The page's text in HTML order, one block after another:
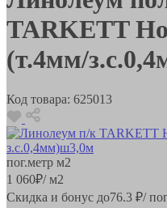
TARKETT
(т.4мм/
Код товара: 625013
пог.метр м2
1 060₽/ м2
Скидка и бонус до76.3 ₽/